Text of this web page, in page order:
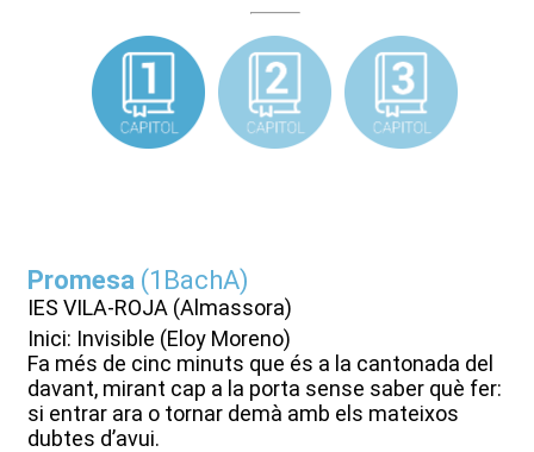
Promesa (1BachA)
IES VILA-ROJA (Almassora)
Inici: Invisible (Eloy Moreno)
Fa més de cinc minuts que és a la cantonada del
davant, mirant cap a la porta sense saber què fer:
si entrar ara o tornar demà amb els mateixos
dubtes d’avui.